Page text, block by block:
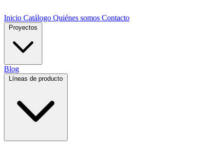
Inicio Catálogo Quiénes somos Contacto
Proyectos
Blog
Líneas de producto